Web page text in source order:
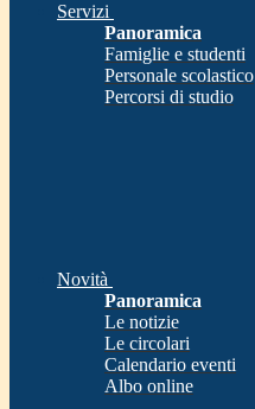
Servizi
Panoramica
Famiglie e studenti
Personale scolastico
Percorsi di studio
Novità
Panoramica
Le notizie
Le circolari
Calendario eventi
Albo online